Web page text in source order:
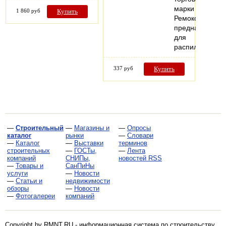
1 860 руб Купить
марки
Ремоколор
предназначен
для
распиловки…
337 руб Купить
— Строительный
каталог
— Каталог
строительных
компаний
— Товары и
услуги
— Статьи и
обзоры
— Фотогалереи
— Магазины и
рынки
— Выставки
— ГОСТы,
СНИПы,
СанПиНы
— Новости
недвижимости
— Новости
компаний
— Опросы
— Словари
терминов
— Лента
новостей RSS